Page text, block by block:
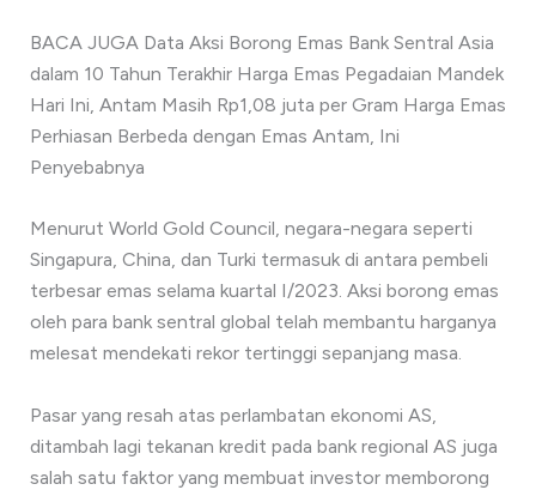
BACA JUGA Data Aksi Borong Emas Bank Sentral Asia
dalam 10 Tahun Terakhir Harga Emas Pegadaian Mandek
Hari Ini, Antam Masih Rp1,08 juta per Gram Harga Emas
Perhiasan Berbeda dengan Emas Antam, Ini
Penyebabnya
Menurut World Gold Council, negara-negara seperti
Singapura, China, dan Turki termasuk di antara pembeli
terbesar emas selama kuartal I/2023. Aksi borong emas
oleh para bank sentral global telah membantu harganya
melesat mendekati rekor tertinggi sepanjang masa.
Pasar yang resah atas perlambatan ekonomi AS,
ditambah lagi tekanan kredit pada bank regional AS juga
salah satu faktor yang membuat investor memborong